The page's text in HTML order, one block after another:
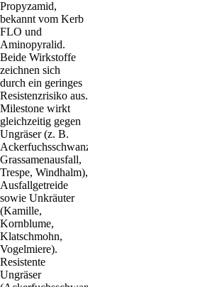
Propyzamid,
bekannt vom Kerb
FLO und
Aminopyralid.
Beide Wirkstoffe
zeichnen sich
durch ein geringes
Resistenzrisiko aus.
Milestone wirkt
gleichzeitig gegen
Ungräser (z. B.
Ackerfuchsschwanz,
Grassamenausfall,
Trespe, Windhalm),
Ausfallgetreide
sowie Unkräuter
(Kamille,
Kornblume,
Klatschmohn,
Vogelmiere).
Resistente
Ungräser